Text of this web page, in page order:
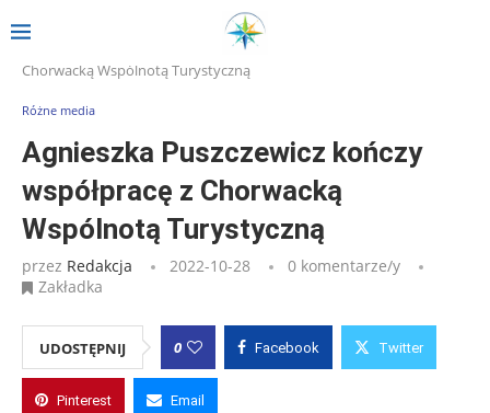
Strona główna
Agnieszka Puszczewicz kończy współpracę z
Chorwacką Wspólnotą Turystyczną
Różne media
Agnieszka Puszczewicz kończy
współpracę z Chorwacką
Wspólnotą Turystyczną
przez Redakcja 2022-10-28
0 komentarze/y
Zakładka
UDOSTĘPNIJ 0 Facebook Twitter
Pinterest Email